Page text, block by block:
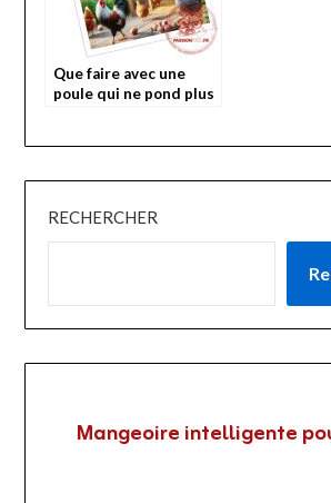
Que faire avec une
poule qui ne pond plus
RECHERCHER
Mangeoire intelligente